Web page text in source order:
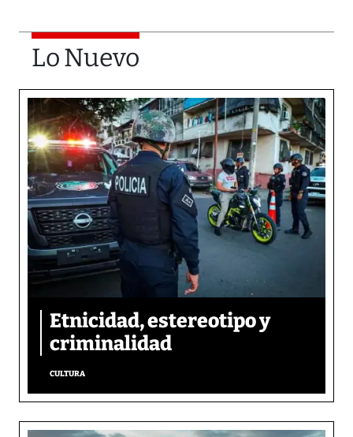
Lo Nuevo
Etnicidad, estereotipo y
criminalidad
CULTURA